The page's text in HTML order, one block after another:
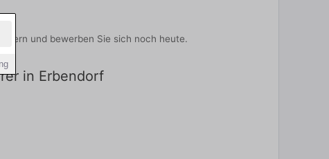
und bewerben Sie sich noch heute.
in Erbendorf